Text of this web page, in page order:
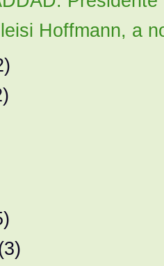
Hoffmann, a